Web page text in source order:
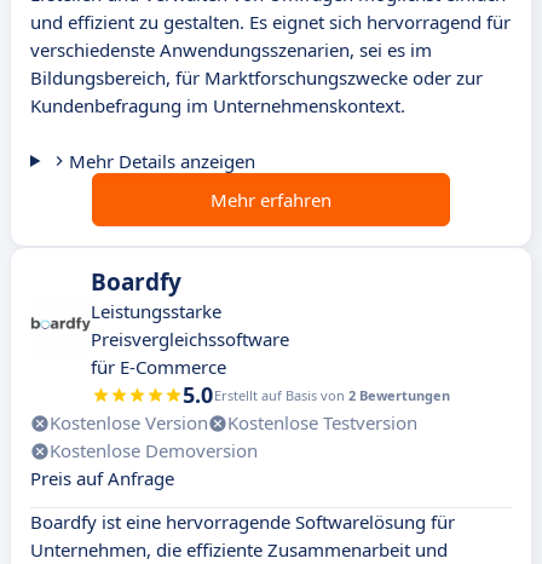
und effizient zu gestalten. Es eignet sich hervorragend für
verschiedenste Anwendungsszenarien, sei es im
Bildungsbereich, für Marktforschungszwecke oder zur
Kundenbefragung im Unternehmenskontext.
Mehr Details anzeigen
Mehr erfahren
Boardfy
Leistungsstarke
Preisvergleichssoftware
für E-Commerce
5.0Erstellt auf Basis von 2 Bewertungen
Kostenlose Version
Kostenlose Testversion
Kostenlose Demoversion
Preis auf Anfrage
Boardfy ist eine hervorragende Softwarelösung für
Unternehmen, die effiziente Zusammenarbeit und